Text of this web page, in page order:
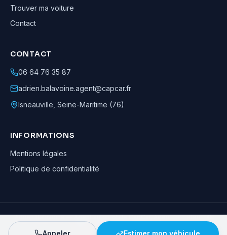
Trouver ma voiture
Contact
CONTACT
06 64 76 35 87
adrien.balavoine.agent@capcar.fr
Isneauville Seine-Maritime (76)
INFORMATIONS
Mentions légales
Politique de confidentialité
Adrien Balavoine—Agent automobile CapCar, Agent formateur· ©
· Tous droits réservés
Appeler Estimer mon véhicule